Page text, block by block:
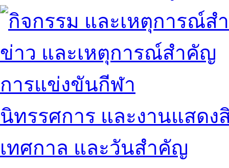
ข่าว และเหตุการณ์สำคัญ
การแข่งขันกีฬา
นิทรรศการ และงานแสดง
เทศกาล และวันสำคัญ